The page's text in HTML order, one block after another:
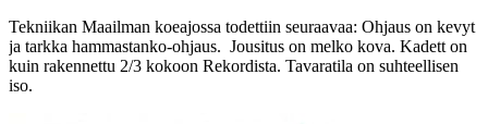
Tekniikan Maailman koeajossa todettiin seuraavaa: Ohjaus on kevyt
ja tarkka hammastanko-ohjaus. Jousitus on melko kova. Kadett on
kuin rakennettu 2/3 kokoon Rekordista. Tavaratila on suhteellisen
iso.